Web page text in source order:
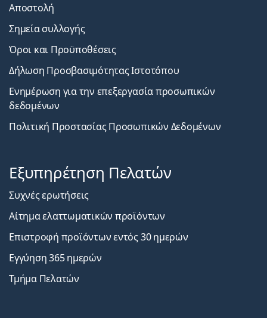
Αποστολή
Σημεία συλλογής
Όροι και Προϋποθέσεις
Δήλωση Προσβασιμότητας Ιστοτόπου
Ενημέρωση για την επεξεργασία προσωπικών
δεδομένων
Πολιτική Προστασίας Προσωπικών Δεδομένων
Εξυπηρέτηση Πελατών
Συχνές ερωτήσεις
Αίτημα ελαττωματικών προϊόντων
Επιστροφή προϊόντων εντός 30 ημερών
Εγγύηση 365 ημερών
Τμήμα Πελατών